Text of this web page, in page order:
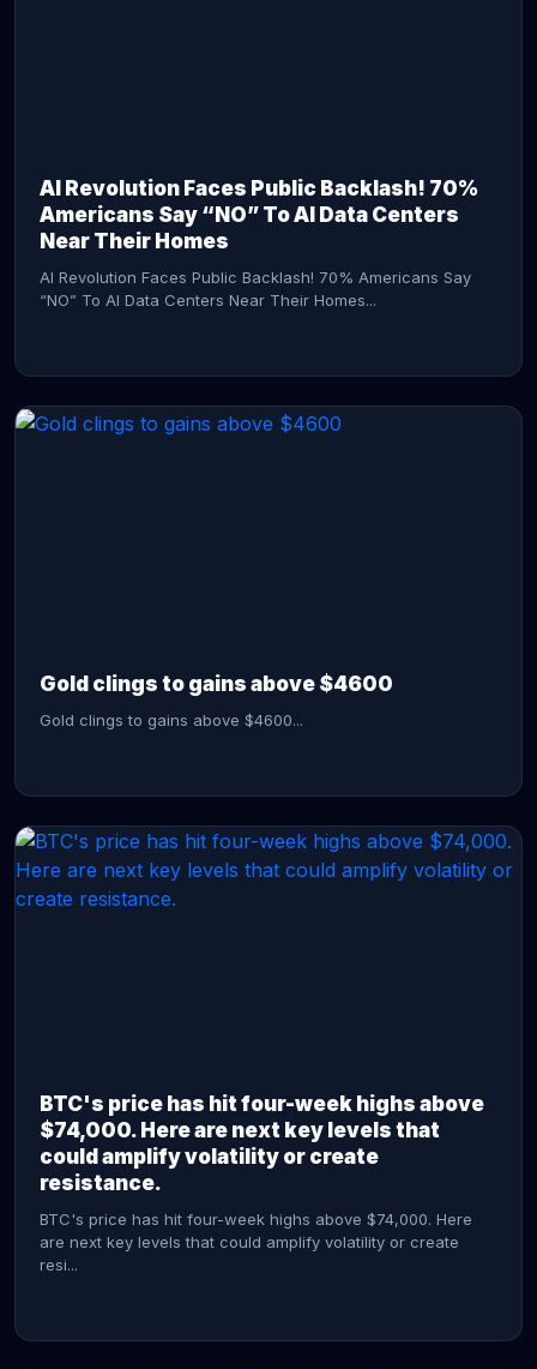
AI Revolution Faces Public Backlash! 70%
Americans Say “NO” To AI Data Centers
Near Their Homes
AI Revolution Faces Public Backlash! 70% Americans Say
“NO” To AI Data Centers Near Their Homes...
Gold clings to gains above $4600
Gold clings to gains above $4600...
BTC's price has hit four-week highs above
$74,000. Here are next key levels that
could amplify volatility or create
resistance.
BTC's price has hit four-week highs above $74,000. Here
are next key levels that could amplify volatility or create
resi...